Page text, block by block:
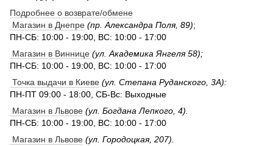
Подробнее о возврате/обмене
Магазин в Днепре (пр. Александра Поля, 89);
ПН-СБ: 10:00 - 19:00, ВС: 10:00 - 17:00
Магазин в Виннице (ул. Академика Янгеля 58);
ПН-СБ: 10:00 - 19:00, ВС: 10:00 - 17:00
Точка выдачи в Киеве (ул. Степана Руданского, 3А):
ПН-ПТ 09:00 - 18:00, СБ-Вс: Выходные
Магазин в Львове (ул. Богдана Лепкого, 4).
ПН-СБ: 10:00 - 19:00, ВС: 10:00 - 17:00
Магазин в Львове (ул. Городоцкая, 207).